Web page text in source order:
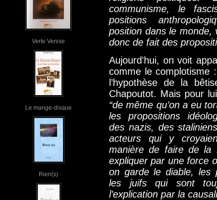
Verte Venise
Le mange-disque
Rien(s)
communisme, le
positions
position dans le
donc de fait des
Aujourd'hui, on voit
comme le complotisme
l’hypothèse de la
Chapoutot. Mais pour
“de même qu’on a eu
les propositions
des nazis, des
acteurs qui y
manière de faire de la
expliquer par une force
on garde le diable, les
les juifs qui sont
l’explication par la